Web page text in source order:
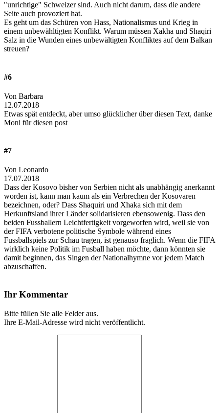
"unrichtige" Schweizer sind. Auch nicht darum, dass die andere
Seite auch provoziert hat.
Es geht um das Schüren von Hass, Nationalismus und Krieg in
einem unbewähltigten Konflikt. Warum müssen Xakha und Shaqiri
Salz in die Wunden eines unbewältigten Konfliktes auf dem Balkan
streuen?
#6
Von Barbara
12.07.2018
Etwas spät entdeckt, aber umso glücklicher über diesen Text, danke
Moni für diesen post
#7
Von Leonardo
17.07.2018
Dass der Kosovo bisher von Serbien nicht als unabhängig anerkannt
worden ist, kann man kaum als ein Verbrechen der Kosovaren
bezeichnen, oder? Dass Shaquiri und Xhaka sich mit dem
Herkunftsland ihrer Länder solidarisieren ebensowenig. Dass den
beiden Fussballern Leichtfertigkeit vorgeworfen wird, weil sie von
der FIFA verbotene politische Symbole während eines
Fussballspiels zur Schau tragen, ist genauso fraglich. Wenn die FIFA
wirklich keine Politik im Fusball haben möchte, dann könnten sie
damit beginnen, das Singen der Nationalhymne vor jedem Match
abzuschaffen.
Ihr Kommentar
Bitte füllen Sie alle Felder aus.
Ihre E-Mail-Adresse wird nicht veröffentlicht.